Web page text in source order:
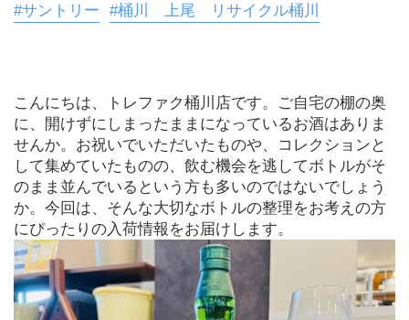
#サントリー
#桶川 上尾 リサイクル桶川
こんにちは、トレファク桶川店です。ご自宅の棚の奥
に、開けずにしまったままになっているお酒はありま
せんか。お祝いでいただいたものや、コレクションと
して集めていたものの、飲む機会を逃してボトルがそ
のまま並んでいるという方も多いのではないでしょう
か。今回は、そんな大切なボトルの整理をお考えの方
にぴったりの入荷情報をお届けします。